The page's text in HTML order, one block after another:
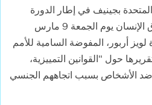
بجينيف في إطار الدورة
التاسعة عشرة لمجلس حقوق الإنسان يوم الجمعة 9 مارس
لويز أربور، المفوضة السامية للأمم
حول "القوانين التمييزية،
الأشخاص بسبب اتجاههم الجنسي